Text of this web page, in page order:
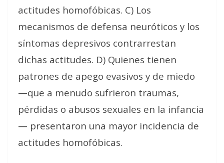
actitudes homofóbicas. C) Los
mecanismos de defensa neuróticos y los
síntomas depresivos contrarrestan
dichas actitudes. D) Quienes tienen
patrones de apego evasivos y de miedo
—que a menudo sufrieron traumas,
pérdidas o abusos sexuales en la infancia
— presentaron una mayor incidencia de
actitudes homofóbicas.